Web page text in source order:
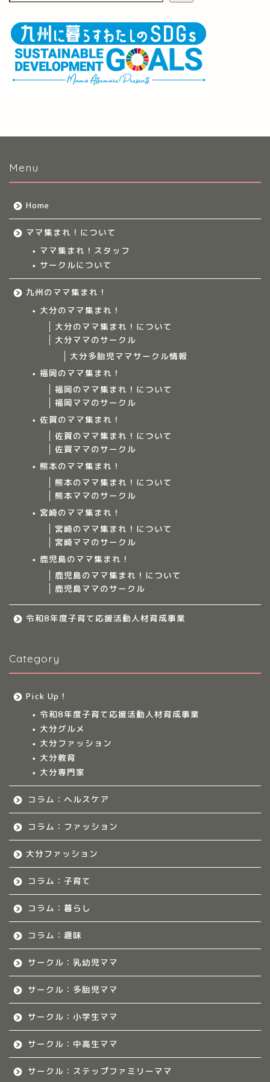
Menu
Home
ママ集まれ！について
ママ集まれ！スタッフ
サークルについて
九州のママ集まれ！
大分のママ集まれ！
大分のママ集まれ！について
大分ママのサークル
大分多胎児ママサークル情報
福岡のママ集まれ！
福岡のママ集まれ！について
福岡ママのサークル
佐賀のママ集まれ！
佐賀のママ集まれ！について
佐賀ママのサークル
熊本のママ集まれ！
熊本のママ集まれ！について
熊本ママのサークル
宮崎のママ集まれ！
宮崎のママ集まれ！について
宮崎ママのサークル
鹿児島のママ集まれ！
鹿児島のママ集まれ！について
鹿児島ママのサークル
令和8年度子育て応援活動人材育成事業
Category
Pick Up！
令和8年度子育て応援活動人材育成事業
大分グルメ
大分ファッション
大分教育
大分専門家
コラム：ヘルスケア
コラム：ファッション
大分ファッション
コラム：子育て
コラム：暮らし
コラム：趣味
サークル：乳幼児ママ
サークル：多胎児ママ
サークル：小学生ママ
サークル：中高生ママ
サークル：ステップファミリーママ
ママ集まれ！について
ママ集まれ！スタッフ
九州のママ集まれ！
大分のママ集まれ！
福岡のママ集まれ！につ
佐賀のママ集まれ！につ
熊本のママ集まれ！につ
熊本ママのサークル